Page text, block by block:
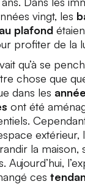
vingt, les
plafond
profiter de la
qu’à se
chose que
dans les
ont été
extérieur,
la maison,
Aujourd’hui,
ces